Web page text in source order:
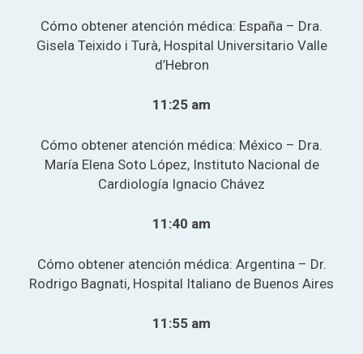
Cómo obtener atención médica: España – Dra.
Gisela Teixido i Turà, Hospital Universitario Valle
d’Hebron
11:25 am
Cómo obtener atención médica: México – Dra.
María Elena Soto López, Instituto Nacional de
Cardiología Ignacio Chávez
11:40 am
Cómo obtener atención médica: Argentina – Dr.
Rodrigo Bagnati, Hospital Italiano de Buenos Aires
11:55 am